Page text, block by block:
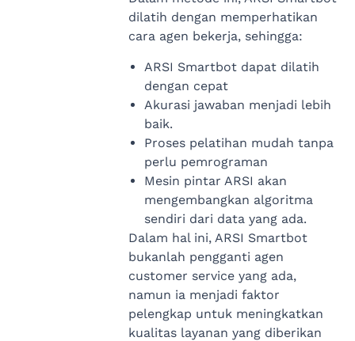
dilatih dengan memperhatikan
cara agen bekerja, sehingga:
ARSI Smartbot dapat dilatih
dengan cepat
Akurasi jawaban menjadi lebih
baik.
Proses pelatihan mudah tanpa
perlu pemrograman
Mesin pintar ARSI akan
mengembangkan algoritma
sendiri dari data yang ada.
Dalam hal ini, ARSI Smartbot
bukanlah pengganti agen
customer service yang ada,
namun ia menjadi faktor
pelengkap untuk meningkatkan
kualitas layanan yang diberikan